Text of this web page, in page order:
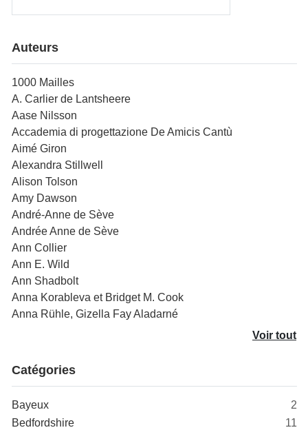
Auteurs
1000 Mailles
A. Carlier de Lantsheere
Aase Nilsson
Accademia di progettazione De Amicis Cantù
Aimé Giron
Alexandra Stillwell
Alison Tolson
Amy Dawson
André-Anne de Sève
Andrée Anne de Sève
Ann Collier
Ann E. Wild
Ann Shadbolt
Anna Korableva et Bridget M. Cook
Anna Rühle, Gizella Fay Aladarné
Voir tout
Catégories
Bayeux
2
Bedfordshire
11